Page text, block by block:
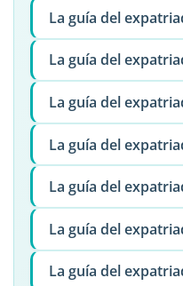
La guía del
La guía del
La guía del
La guía del
La guía del
La guía del
La guía del